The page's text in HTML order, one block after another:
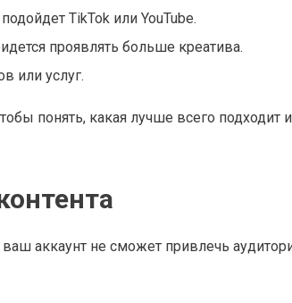
TikTok или YouTube.
проявлять больше креатива.
или услуг.
понять, какая лучше всего подходит
аккаунт не сможет привлечь